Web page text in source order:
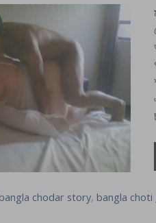
bangla chodar story, bangla choti